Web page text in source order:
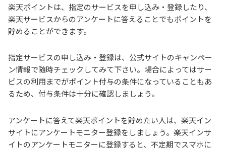
楽天ポイントは、指定のサービスを申し込み・登録したり、
楽天サービスからのアンケートに答えることでもポイントを
貯めることができます。
指定サービスの申し込み・登録は、公式サイトのキャンペー
ン情報で随時チェックしてみて下さい。場合によってはサー
ビスの利用までがポイント付与の条件になっていることもあ
るため、付与条件は十分に確認しましょう。
アンケートに答えて楽天ポイントを貯めたい人は、楽天イン
サイトにアンケートモニター登録をしましょう。楽天インサ
イトのアンケートモニターに登録すると、不定期でスマホに